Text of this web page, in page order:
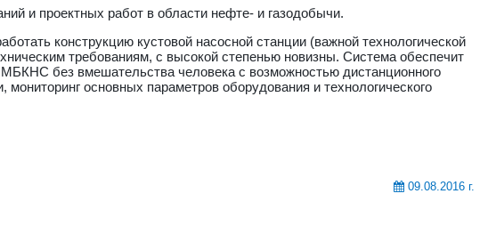
и проектных работ в области нефте- и газодобычи.
конструкцию кустовой насосной станции (важной технологической
требованиям, с высокой степенью новизны. Система обеспечит
без вмешательства человека с возможностью дистанционного
основных параметров оборудования и технологического
09.08.2016 г.